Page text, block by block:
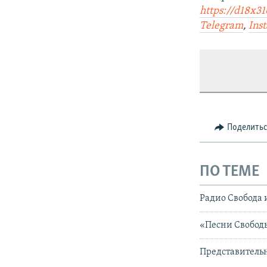
https://
Telegram,
ПО ТЕМЕ
Радио Свобода
«Песни